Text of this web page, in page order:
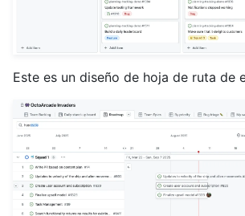
Este es un diseño de hoja de ruta de